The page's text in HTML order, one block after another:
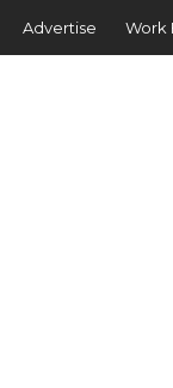
Advertise Work